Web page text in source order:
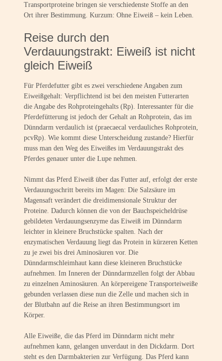
Transportproteine bringen sie verschiedenste Stoffe an den
Ort ihrer Bestimmung. Kurzum: Ohne Eiweiß – kein Leben.
Reise durch den
Verdauungstrakt: Eiweiß ist nicht
gleich Eiweiß
Für Pferdefutter gibt es zwei verschiedene Angaben zum
Eiweißgehalt: Verpflichtend ist bei den meisten Futterarten
die Angabe des Rohproteingehalts (Rp). Interessanter für die
Pferdefütterung ist jedoch der Gehalt an Rohprotein, das im
Dünndarm verdaulich ist (praecaecal verdauliches Rohprotein,
pcvRp). Wie kommt diese Unterscheidung zustande? Hierfür
muss man den Weg des Eiweißes im Verdauungstrakt des
Pferdes genauer unter die Lupe nehmen.
Nimmt das Pferd Eiweiß über das Futter auf, erfolgt der erste
Verdauungsschritt bereits im Magen: Die Salzsäure im
Magensaft verändert die dreidimensionale Struktur der
Proteine. Dadurch können die von der Bauchspeicheldrüse
gebildeten Verdauungsenzyme das Eiweiß im Dünndarm
leichter in kleinere Bruchstücke spalten. Nach der
enzymatischen Verdauung liegt das Protein in kürzeren Ketten
zu je zwei bis drei Aminosäuren vor. Die
Dünndarmschleimhaut kann diese kleineren Bruchstücke
aufnehmen. Im Inneren der Dünndarmzellen folgt der Abbau
zu einzelnen Aminosäuren. An körpereigene Transporteiweiße
gebunden verlassen diese nun die Zelle und machen sich in
der Blutbahn auf die Reise an ihren Bestimmungsort im
Körper.
Alle Eiweiße, die das Pferd im Dünndarm nicht mehr
aufnehmen kann, gelangen unverdaut in den Dickdarm. Dort
steht es den Darmbakterien zur Verfügung. Das Pferd kann